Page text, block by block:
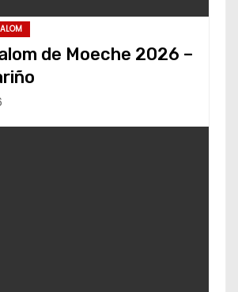
de Moeche 2026 –